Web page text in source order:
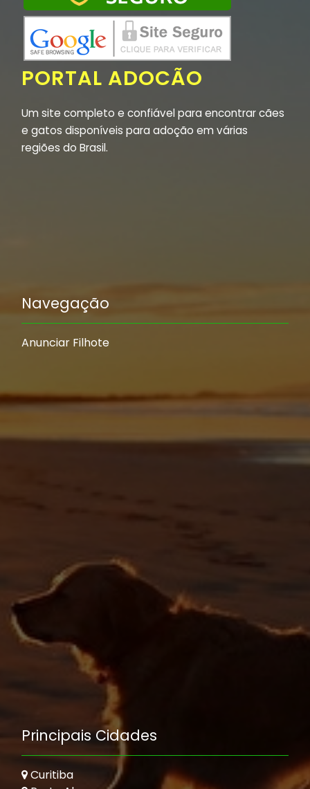
PORTAL ADOCÃO
Um site completo e confiável para encontrar cães
e gatos disponíveis para adoção em várias
regiões do Brasil.
Navegação
Anunciar Filhote
Principais Cidades
Curitiba